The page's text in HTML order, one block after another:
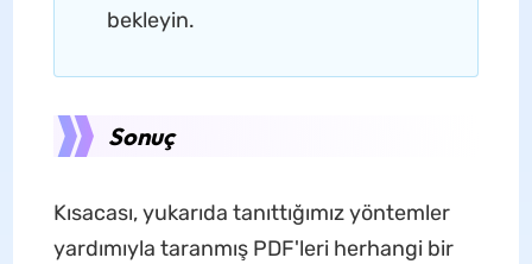
bekleyin.
Sonuç
Kısacası, yukarıda tanıttığımız yöntemler
yardımıyla taranmış PDF'leri herhangi bir